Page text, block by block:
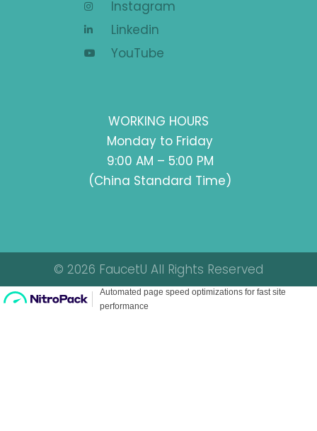
Instagram
Linkedin
YouTube
WORKING HOURS
Monday to Friday
9:00 AM – 5:00 PM
(China Standard Time)
© 2026 FaucetU All Rights Reserved